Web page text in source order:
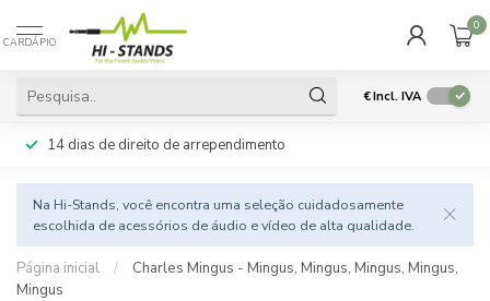
CARDÁPIO
0
€Incl. IVA
14 dias de direito de arrependimento
Na Hi-Stands, você encontra uma seleção cuidadosamente
escolhida de acessórios de áudio e vídeo de alta qualidade.
Página inicial /
Charles Mingus - Mingus, Mingus, Mingus, Mingus,
Mingus